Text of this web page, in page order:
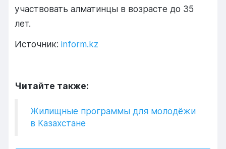
участвовать алматинцы в возрасте до 35
лет.
Источник:inform.kz
Читайте также:
Жилищные программы для молодёжи
в Казахстане